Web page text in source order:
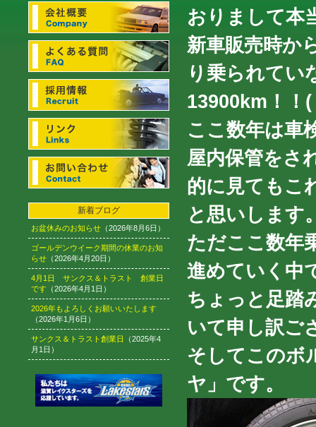
新着ブログ
お盆休みのお知らせ （2026年8月6日）
ゴールデンウイーク期間の休業のお知
らせ （2026年4月20日）
4月1日 サンクス＆トラスト 創業日
です （2026年4月1日）
2026年もよろしくお願いいたします
（2026年1月6日）
サンクス＆トラスト創業日
（2025年4
月1日）
おりまして本
新車販売時か
り乗られてい
13900km！！
ここ数年は車
屋内保管をさ
的に見てもこ
と思いします
ただここ数年
進めていく中
ちょっと足踏
いて申し訳ご
そしてこのボ
ヤ」です。